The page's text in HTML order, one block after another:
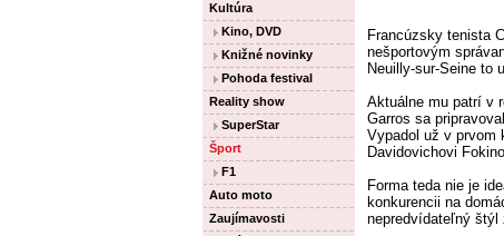
Kultúra
Kino, DVD
Knižné novinky
Pohoda festival
Reality show
SuperStar
Šport
F1
Auto moto
Zaujímavosti
Francúzsky tenista
nešportovým
Neuilly-sur-Seine to
Aktuálne mu patrí v
Garros sa
Vypadol už v prvom
Davidovichovi
Forma teda nie je
konkurencii na
nepredvídateľný štýl